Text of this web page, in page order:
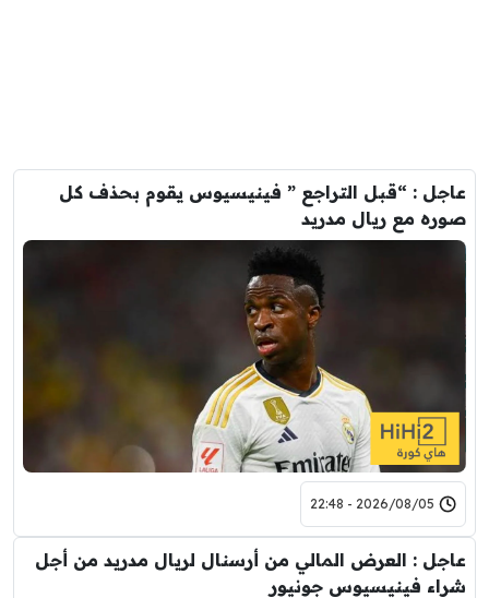
عاجل : “قبل التراجع ” فينيسيوس يقوم بحذف كل
صوره مع ريال مدريد
2026/08/05 - 22:48
عاجل : العرض المالي من أرسنال لريال مدريد من أجل
شراء فينيسيوس جونيور